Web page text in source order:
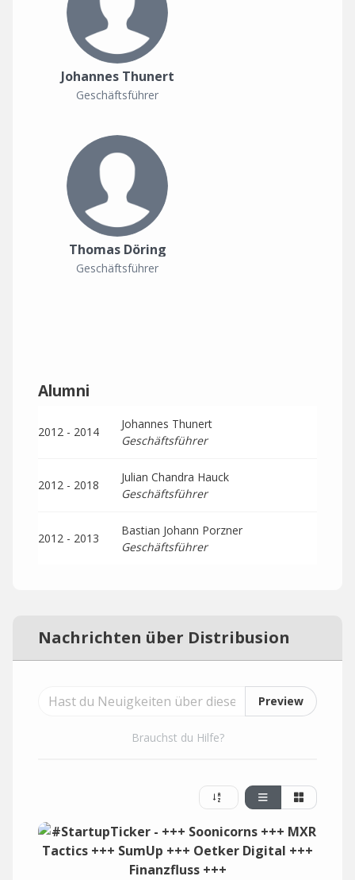
Johannes Thunert
Geschäftsführer
Thomas Döring
Geschäftsführer
Alumni
2012 - 2014
Johannes Thunert
Geschäftsführer
2012 - 2018
Julian Chandra Hauck
Geschäftsführer
2012 - 2013
Bastian Johann Porzner
Geschäftsführer
Nachrichten über Distribusion
Preview
Brauchst du Hilfe?